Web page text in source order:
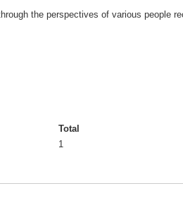
the perspectives of various people
Total
1